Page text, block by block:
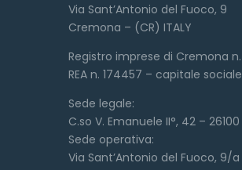
Via Sant’Antonio del Fuoco, 9
Cremona – (CR) ITALY
Registro imprese di Cremona
REA n. 174457 – capitale
Sede legale:
C.so V. Emanuele II°, 42 –
Sede operativa:
Via Sant’Antonio del Fuoco, 9/